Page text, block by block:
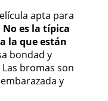
apta para
No es la típica
la que están
bondad y
bromas son
y